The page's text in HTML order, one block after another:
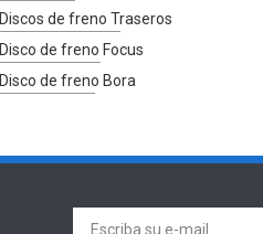
Discos de freno Traseros
Disco de freno Focus
Disco de freno Bora